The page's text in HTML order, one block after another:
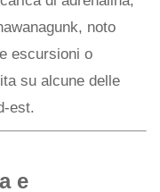
noto
escursioni o
su alcune delle
est.
e